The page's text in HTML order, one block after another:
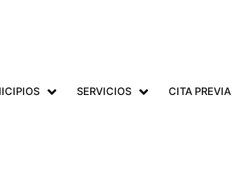
SERVICIOS CITA PREVIA